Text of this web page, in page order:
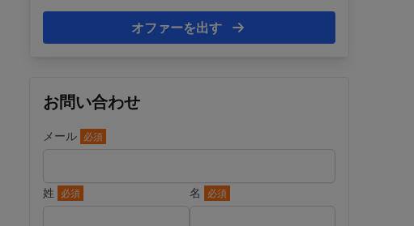
オファーを出す
お問い合わせ
メール 必須
姓 必須 名 必須